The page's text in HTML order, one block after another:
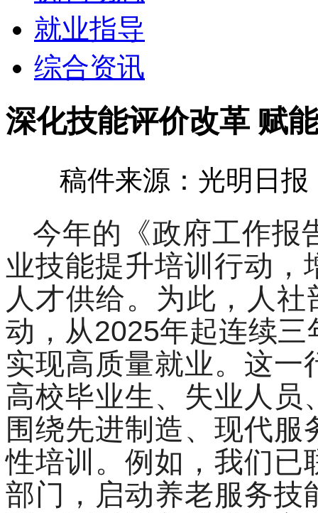
就业指导
综合资讯
深化技能评价改革 赋
稿件来源：光明日
今年的《政府工作报
业技能提升培训行动，
人才供给。为此，人社
动，从2025年起连续
实现高质量就业。这一
高校毕业生、失业人员
围绕先进制造、现代
性培训。例如，我们已
部门，启动养老服务技